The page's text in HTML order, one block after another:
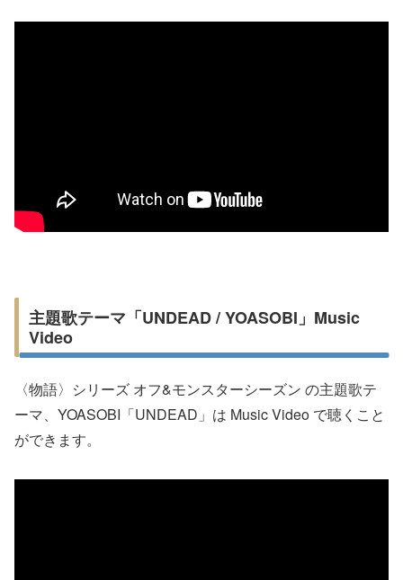
主題歌テーマ「UNDEAD / YOASOBI」Music
Video
〈物語〉シリーズ オフ&モンスターシーズン の主題歌テ
ーマ、YOASOBI「UNDEAD」は Music Video で聴くこと
ができます。